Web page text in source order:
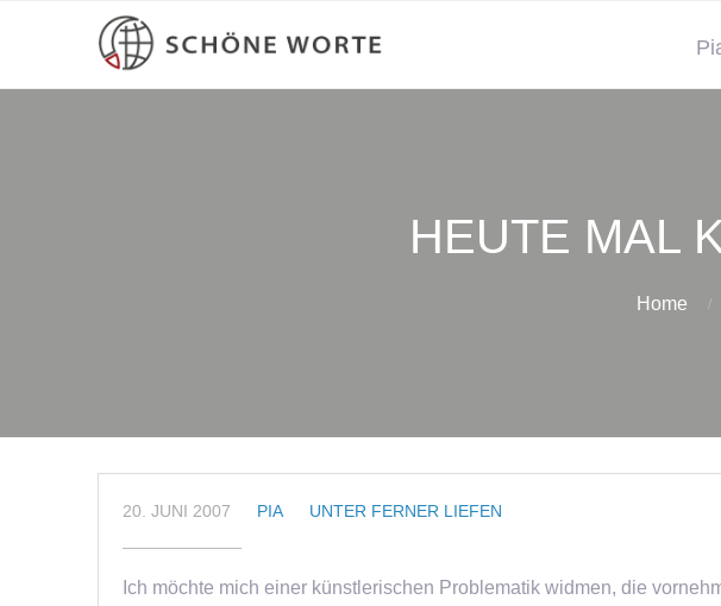
HEUTE MAL
Home
20. JUNI 2007 PIA UNTER FERNER LIEFEN
Ich möchte mich einer künstlerischen Problematik widmen, die